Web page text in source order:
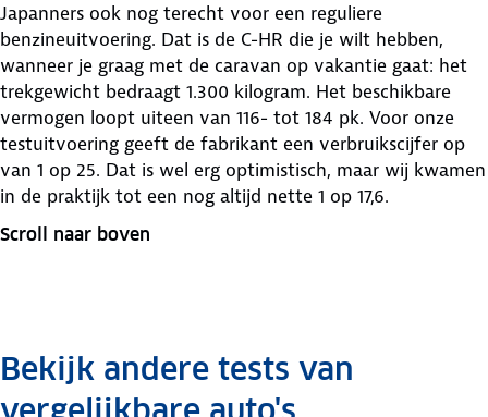
Japanners ook nog terecht voor een reguliere
benzineuitvoering. Dat is de C-HR die je wilt hebben,
wanneer je graag met de caravan op vakantie gaat: het
trekgewicht bedraagt 1.300 kilogram. Het beschikbare
vermogen loopt uiteen van 116- tot 184 pk. Voor onze
testuitvoering geeft de fabrikant een verbruikscijfer op
van 1 op 25. Dat is wel erg optimistisch, maar wij kwamen
in de praktijk tot een nog altijd nette 1 op 17,6.
Scroll naar boven
Bekijk andere tests van